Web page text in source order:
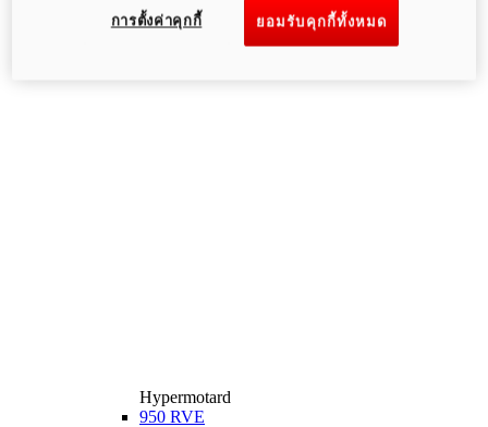
Hypermotard
950 RVE
ยอมรับคุกกี้ทั้งหมด
การตั้งค่าคุกกี้